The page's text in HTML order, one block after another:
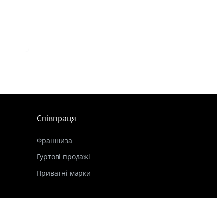
Співпраця
Франшиза
Гуртові продажі
Приватні марки